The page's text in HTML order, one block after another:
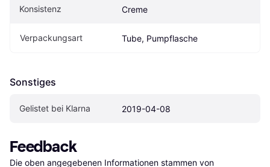
Konsistenz Creme
Verpackungsart Tube, Pumpflasche
Sonstiges
Gelistet bei Klarna 2019-04-08
Feedback
Die oben angegebenen Informationen stammen von